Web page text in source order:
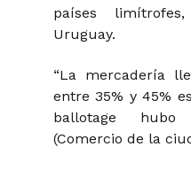
países
Uruguay.
“La mercadería
entre 35% y 45%
ballotage hubo
(Comercio de la